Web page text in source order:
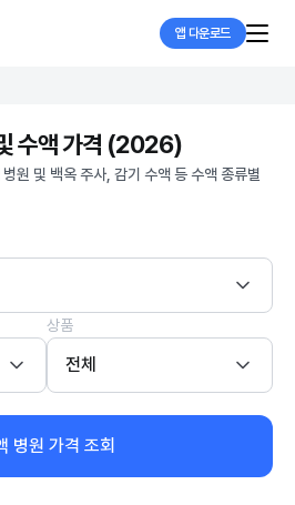
앱 다운로드
수액 가격 (2026)
원 및 백옥 주사, 감기 수액 등 수액 종류별
상품
전체
병원 가격 조회